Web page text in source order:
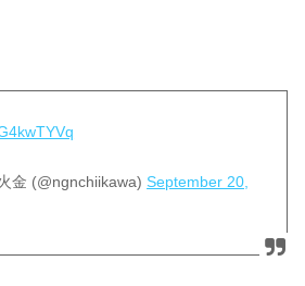
金 (@ngnchiikawa)September 20,